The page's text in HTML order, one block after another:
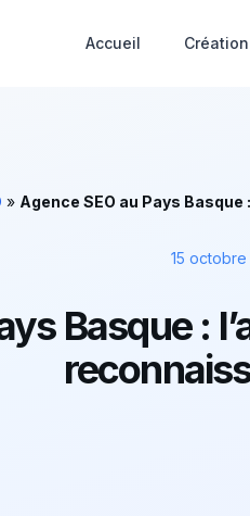
Accueil
» Agence SEO au Pays
15 octobre
Basque :